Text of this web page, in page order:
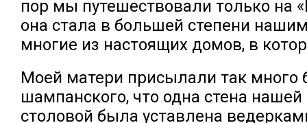
пор мы путешествовали только на
она стала в большей степени
многие из настоящих домов, в
Моей матери присылали так много
шампанского, что одна стена нашей
столовой была уставлена